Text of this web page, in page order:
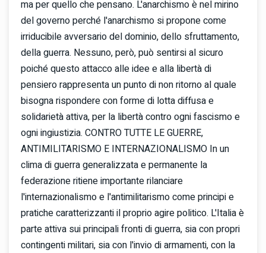
ma per quello che pensano. L'anarchismo è nel mirino
del governo perché l'anarchismo si propone come
irriducibile avversario del dominio, dello sfruttamento,
della guerra. Nessuno, però, può sentirsi al sicuro
poiché questo attacco alle idee e alla libertà di
pensiero rappresenta un punto di non ritorno al quale
bisogna rispondere con forme di lotta diffusa e
solidarietà attiva, per la libertà contro ogni fascismo e
ogni ingiustizia. CONTRO TUTTE LE GUERRE,
ANTIMILITARISMO E INTERNAZIONALISMO In un
clima di guerra generalizzata e permanente la
federazione ritiene importante rilanciare
l'internazionalismo e l'antimilitarismo come principi e
pratiche caratterizzanti il proprio agire politico. L'Italia è
parte attiva sui principali fronti di guerra, sia con propri
contingenti militari, sia con l'invio di armamenti, con la